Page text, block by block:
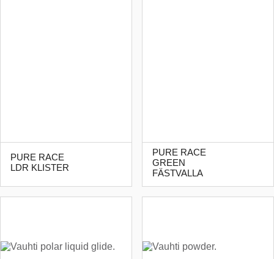
PURE RACE
LDR KLISTER
PURE RACE
GREEN
FÄSTVALLA